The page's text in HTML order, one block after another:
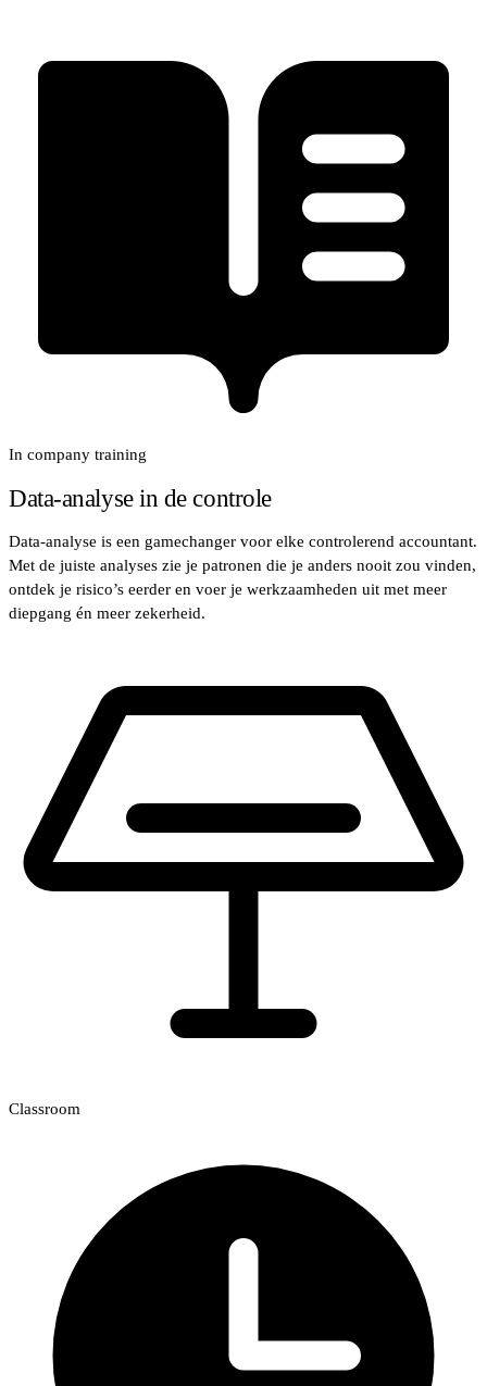
In company training
Data‑analyse in de controle
Data-analyse is een gamechanger voor elke controlerend accountant.
Met de juiste analyses zie je patronen die je anders nooit zou vinden,
ontdek je risico’s eerder en voer je werkzaamheden uit met meer
diepgang én meer zekerheid.
Classroom